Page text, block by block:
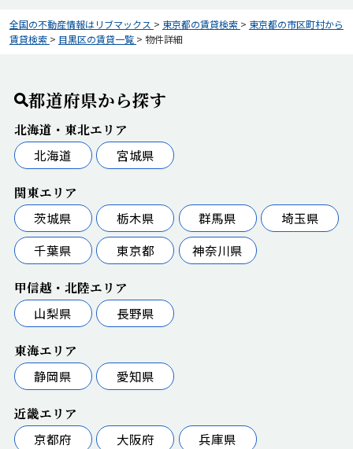
全国の不動産情報はリブマックス > 東京都の賃貸検索 > 東京都の市区町村から
賃貸検索 > 目黒区の賃貸一覧 > 物件詳細
都道府県から探す
北海道・東北エリア
北海道
宮城県
関東エリア
茨城県
栃木県 群馬県
埼玉県
千葉県
東京都 神奈川県
甲信越・北陸エリア
山梨県
長野県
東海エリア
静岡県
愛知県
近畿エリア
京都府
大阪府 兵庫県